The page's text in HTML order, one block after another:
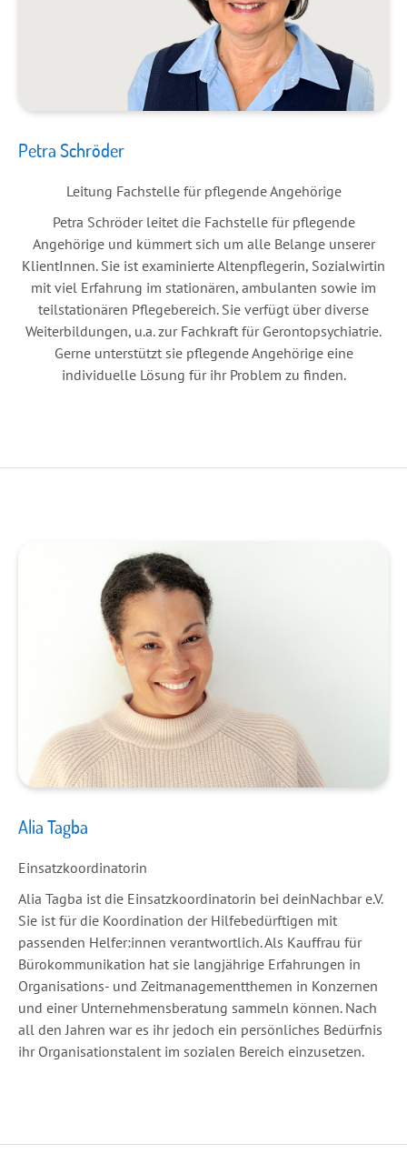
Petra Schröder
Leitung Fachstelle für pflegende Angehörige
Petra Schröder leitet die Fachstelle für pflegende
Angehörige und kümmert sich um alle Belange unserer
KlientInnen. Sie ist examinierte Altenpflegerin, Sozialwirtin
mit viel Erfahrung im stationären, ambulanten sowie im
teilstationären Pflegebereich. Sie verfügt über diverse
Weiterbildungen, u.a. zur Fachkraft für Gerontopsychiatrie.
Gerne unterstützt sie pflegende Angehörige eine
individuelle Lösung für ihr Problem zu finden.
Alia Tagba
Einsatzkoordinatorin
Alia Tagba ist die Einsatzkoordinatorin bei deinNachbar e.V.
Sie ist für die Koordination der Hilfebedürftigen mit
passenden Helfer:innen verantwortlich. Als Kauffrau für
Bürokommunikation hat sie langjährige Erfahrungen in
Organisations- und Zeitmanagementthemen in Konzernen
und einer Unternehmensberatung sammeln können. Nach
all den Jahren war es ihr jedoch ein persönliches Bedürfnis
ihr Organisationstalent im sozialen Bereich einzusetzen.